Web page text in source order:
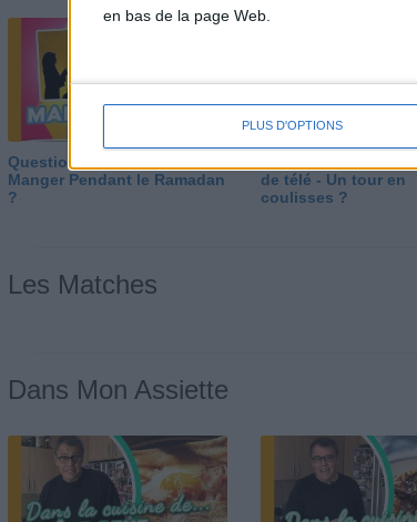
en bas de la page Web.
PLUS D'OPTIONS
Question/Réponse : Que
Manger Pendant le Ramadan
?
de télé - Un tour en
coulisses ?
Les Matches
Dans Mon Assiette